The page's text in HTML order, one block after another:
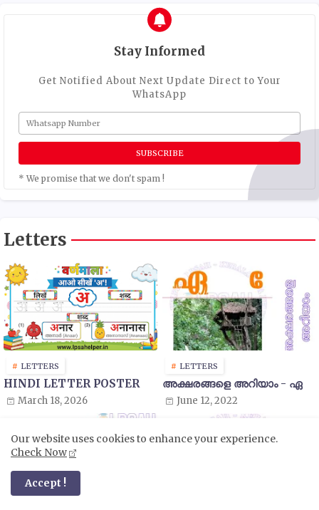
Stay Informed
Get Notified About Next Update Direct to Your
WhatsApp
* We promise that we don't spam !
Letters
LETTERS
HINDI LETTER POSTER
March 18, 2026
LETTERS
അക്ഷരങ്ങളെ അറിയാം - ഏ
June 12, 2022
Our website uses cookies to enhance your experience.
Check Now
Accept !